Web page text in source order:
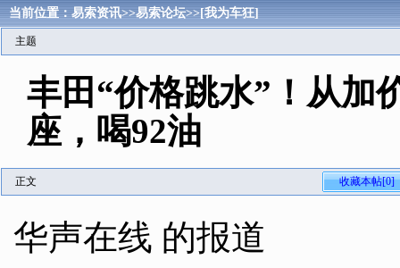
当前位置：易索资讯>>易索论坛>>[我为车狂]
主题
丰田“价格跳水”！从加
座，喝92油
正文 收藏本帖[0]
华声在线 的报道